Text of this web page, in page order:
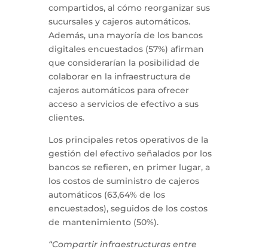
compartidos, al cómo reorganizar sus
sucursales y cajeros automáticos.
Además, una mayoría de los bancos
digitales encuestados (57%) afirman
que considerarían la posibilidad de
colaborar en la infraestructura de
cajeros automáticos para ofrecer
acceso a servicios de efectivo a sus
clientes.
Los principales retos operativos de la
gestión del efectivo señalados por los
bancos se refieren, en primer lugar, a
los costos de suministro de cajeros
automáticos (63,64% de los
encuestados), seguidos de los costos
de mantenimiento (50%).
“Compartir infraestructuras entre